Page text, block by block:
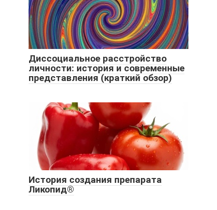
Диссоциальное расстройство
личности: история и современные
представления (краткий обзор)
История создания препарата
Ликопид®